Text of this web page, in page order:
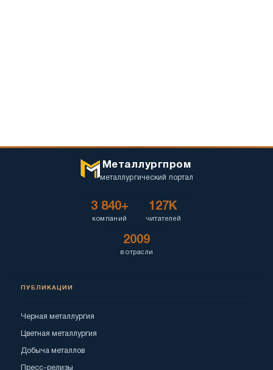
Металлургпром
металлургический портал
3 840+
компаний
127K
читателей
2009
в отрасли
ПУБЛИКАЦИИ
Черная металлургия
Цветная металлургия
Добыча металлов
Пресс-релизы